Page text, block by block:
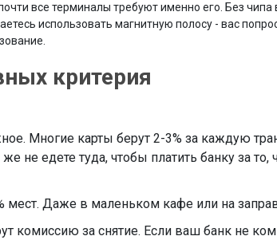
все терминалы требуют именно его. Без
использовать магнитную полосу - вас
критерия
Многие карты берут 2-3% за каждую
едете туда, чтобы платить банку за то,
мест. Даже в маленьком кафе или на
комиссию за снятие. Если ваш банк не